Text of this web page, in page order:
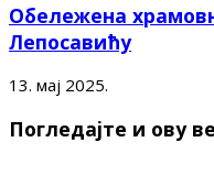
Обележена
Лепосавићу
13. мај 2025.
Погледајте и ову